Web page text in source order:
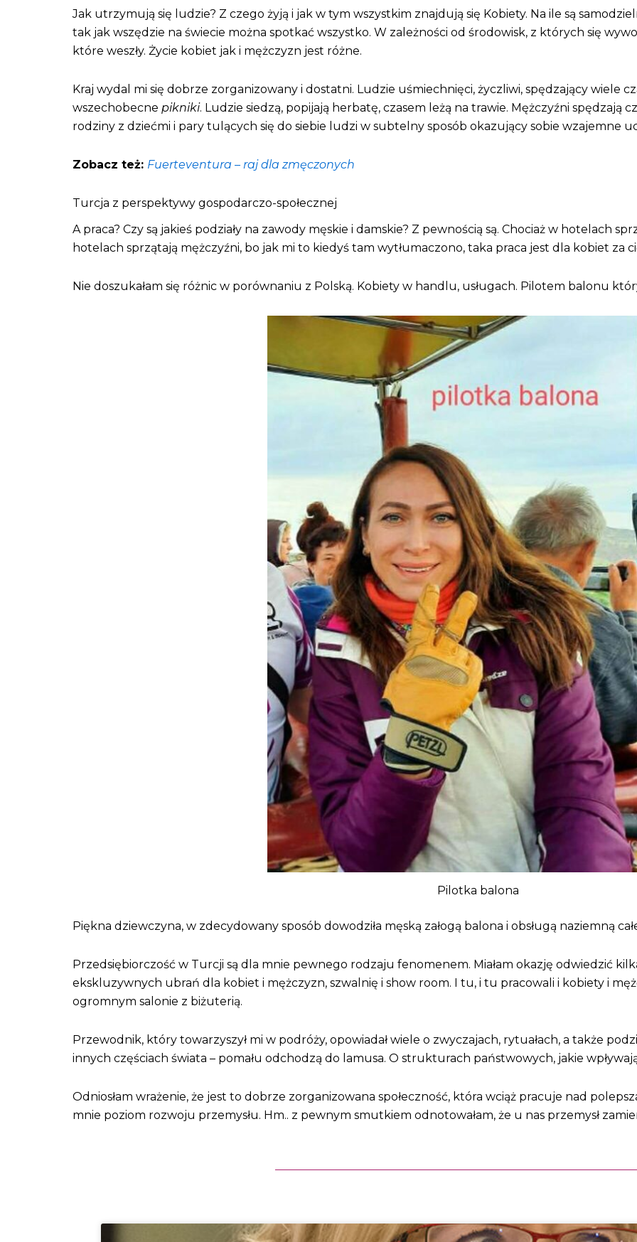
Jak utrzymują się ludzie? Z czego żyją i jak w tym wszystkim znajdują się Kobiety. Na ile są
tak jak wszędzie na świecie można spotkać wszystko. W zależności od środowisk, z których się
które weszły. Życie kobiet jak i mężczyzn jest różne.
Kraj wydal mi się dobrze zorganizowany i dostatni. Ludzie uśmiechnięci, życzliwi, spędzający wiele
wszechobecne pikniki. Ludzie siedzą, popijają herbatę, czasem leżą na trawie. Mężczyźni spędzają
rodziny z dziećmi i pary tulących się do siebie ludzi w subtelny sposób okazujący sobie wzajemne
Zobacz też: Fuerteventura – raj dla zmęczonych
Turcja z perspektywy gospodarczo-społecznej
A praca? Czy są jakieś podziały na zawody męskie i damskie? Z pewnością są. Chociaż w hotelach
hotelach sprzątają mężczyźni, bo jak mi to kiedyś tam wytłumaczono, taka praca jest dla kobiet za
Nie doszukałam się różnic w porównaniu z Polską. Kobiety w handlu, usługach. Pilotem balonu
Pilotka balona
Piękna dziewczyna, w zdecydowany sposób dowodziła męską załogą balona i obsługą naziemną
Przedsiębiorczość w Turcji są dla mnie pewnego rodzaju fenomenem. Miałam okazję odwiedzić
ekskluzywnych ubrań dla kobiet i mężczyzn, szwalnię i show room. I tu, i tu pracowali i kobiety i
ogromnym salonie z biżuterią.
Przewodnik, który towarzyszył mi w podróży, opowiadał wiele o zwyczajach, rytuałach, a także
innych częściach świata – pomału odchodzą do lamusa. O strukturach państwowych, jakie
Odniosłam wrażenie, że jest to dobrze zorganizowana społeczność, która wciąż pracuje nad
mnie poziom rozwoju przemysłu. Hm.. z pewnym smutkiem odnotowałam, że u nas przemysł